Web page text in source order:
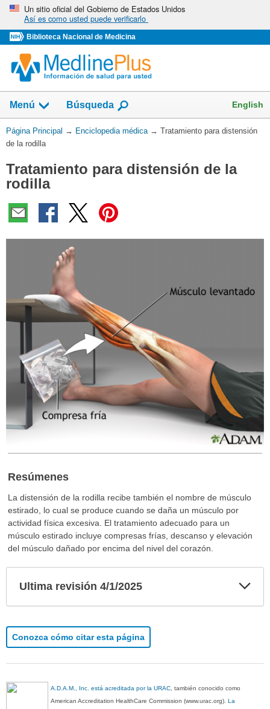
Omita
vaya
al
Contenido
Un sitio oficial del Gobierno de Estados Unidos
Así es como usted puede verificarlo
Biblioteca Nacional de Medicina
Menú Búsqueda English
Usted
está
Página Principal → Enciclopedia médica → Tratamiento para distensión
de la rodilla
Tratamiento para distensión de la
rodilla
Resúmenes
La distensión de la rodilla recibe también el nombre de músculo
estirado, lo cual se produce cuando se daña un músculo por
actividad física excesiva. El tratamiento adecuado para un
músculo estirado incluye compresas frías, descanso y elevación
del músculo dañado por encima del nivel del corazón.
Ultima revisión 4/1/2025
Conozca cómo citar esta página
A.D.A.M., Inc. está acreditada por la URAC , también conocido como
American Accreditation HealthCare Commission (www.urac.org).La